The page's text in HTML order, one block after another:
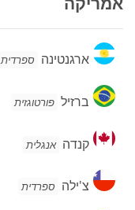
ארגנטינה ספרדית
ברזיל
ברזיל פורטוגזית
קנדה
קנדה אנגלית
צ'ילה
צ'ילה ספרדית